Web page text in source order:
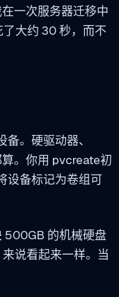
一次服务器迁移中
大约 30 秒，而不
。硬驱动器、
。你用 pvcreate初
设备标记为卷组可
500GB 的机械硬盘
说看起来一样。当